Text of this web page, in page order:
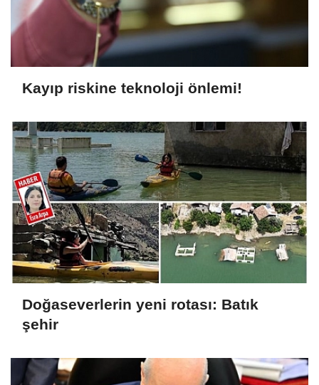
Kayıp riskine teknoloji önlemi!
Doğaseverlerin yeni rotası: Batık
şehir